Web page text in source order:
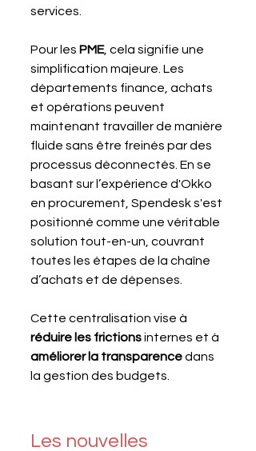
services.
Pour les PME, cela signifie une
simplification majeure. Les
départements finance, achats
et opérations peuvent
maintenant travailler de manière
fluide sans être freinés par des
processus déconnectés. En se
basant sur l’expérience d'Okko
en procurement, Spendesk s'est
positionné comme une véritable
solution tout-en-un, couvrant
toutes les étapes de la chaîne
d’achats et de dépenses.
Cette centralisation vise à
réduire les frictions internes et à
améliorer la transparence dans
la gestion des budgets.
Les nouvelles